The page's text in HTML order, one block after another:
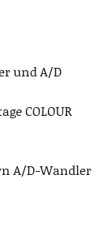
und A/D
COLOUR
A/D-Wandler